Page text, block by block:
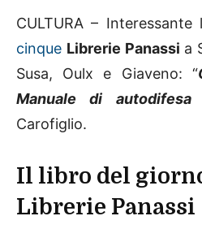
CULTURA –
cinque Librerie Panassi a
Susa, Oulx e Giaveno: “
Manuale di autodifesa
Carofiglio.
Il libro del
Librerie Panassi